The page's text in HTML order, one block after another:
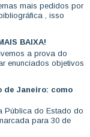
mais pedidos por
, isso
BAIXA!
a prova do
enunciados objetivos
de Janeiro: como
Pública do Estado do
para 30 de